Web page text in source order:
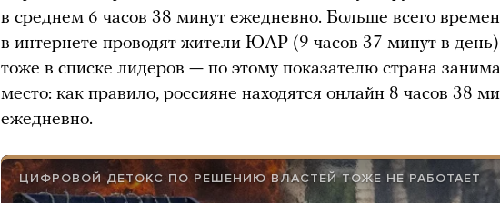
в среднем 6 часов 38 минут ежедневно. Больше всего
в интернете проводят жители ЮАР (9 часов 37 минут в
тоже в списке лидеров — по этому показателю страна
место: как правило, россияне находятся онлайн 8 часов 38
ежедневно.
ЦИФРОВОЙ ДЕТОКС ПО РЕШЕНИЮ ВЛАСТЕЙ ТОЖЕ НЕ РАБОТАЕТ